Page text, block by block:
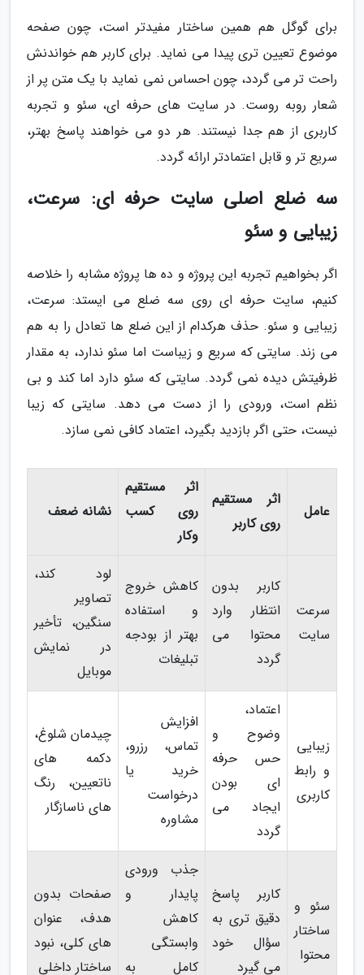
برای گوگل هم همین ساختار مفیدتر است، چون صفحه
موضوع تعیین تری پیدا می نماید. برای کاربر هم خواندنش
راحت تر می گردد، چون احساس نمی نماید با یک متن پر از
شعار روبه روست. در سایت های حرفه ای، سئو و تجربه
کاربری از هم جدا نیستند. هر دو می خواهند پاسخ بهتر،
سریع تر و قابل اعتمادتر ارائه گردد.
سه ضلع اصلی سایت حرفه ای: سرعت،
زیبایی و سئو
اگر بخواهیم تجربه این پروژه و ده ها پروژه مشابه را خلاصه
کنیم، سایت حرفه ای روی سه ضلع می ایستد: سرعت،
زیبایی و سئو. حذف هرکدام از این ضلع ها تعادل را به هم
می زند. سایتی که سریع و زیباست اما سئو ندارد، به مقدار
ظرفیتش دیده نمی گردد. سایتی که سئو دارد اما کند و بی
نظم است، ورودی را از دست می دهد. سایتی که زیبا
نیست، حتی اگر بازدید بگیرد، اعتماد کافی نمی سازد.
عامل
اثر مستقیم
روی کاربر
اثر مستقیم
روی کسب
وکار
نشانه ضعف
سرعت
سایت
کاربر بدون
انتظار وارد
محتوا می
گردد
کاهش خروج
و استفاده
بهتر از بودجه
تبلیغات
لود کند،
تصاویر
سنگین، تأخیر
در نمایش
موبایل
زیبایی
و رابط
کاربری
اعتماد،
وضوح و
حس حرفه
ای بودن
ایجاد می
گردد
افزایش
تماس، رزرو،
خرید یا
درخواست
مشاوره
چیدمان شلوغ،
دکمه های
ناتعیین، رنگ
های ناسازگار
سئو و
ساختار
محتوا
کاربر پاسخ
دقیق تری به
سؤال خود
می گیرد
جذب ورودی
پایدار و
کاهش
وابستگی
کامل به
صفحات بدون
هدف، عنوان
های کلی، نبود
ساختار داخلی